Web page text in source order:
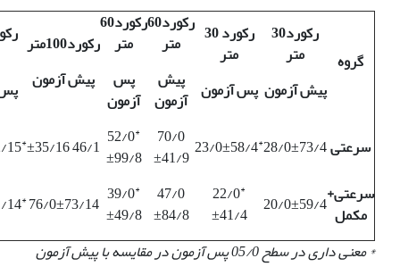
گروه
رکورد30
متر
پیش آزمون
رکورد 30
متر
پس آزمون
رکورد60
متر
پیش
آزمون
رکورد60
متر
پس
آزمون
رکورد100متر
پیش آزمون
سرعتی28/0±73/4
*
23/0±58/4
70/0
±41/9
*
52/0
±99/8
46/1 ±35/16
*
15
سرعتی+
مکمل 20/0±59/4
*
22/0
±41/4
47/0
±84/8
*
39/0
±49/8
76/0±73/14
*
14
* معنی داری در سطح 05/0 پس آزمون در مقایسه با پیش آزمون